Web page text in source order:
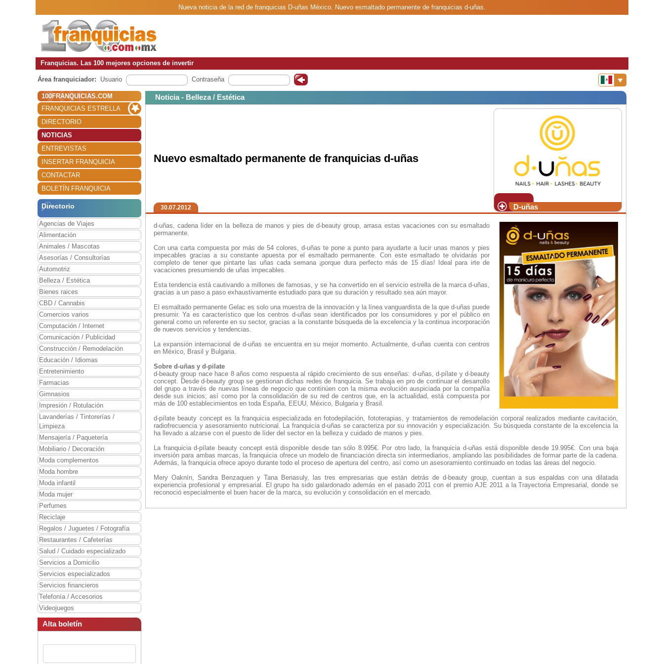
Nueva noticia de la red de franquicias D-uñas México. Nuevo esmaltado permanente de franquicias d-uñas.
Franquicias. Las 100 mejores opciones de invertir
Área franquiciador: Usuario Contraseña
100FRANQUICIAS.COM
FRANQUICIAS ESTRELLA
DIRECTORIO
NOTICIAS
ENTREVISTAS
INSERTAR FRANQUICIA
CONTACTAR
BOLETÍN FRANQUICIA
Directorio
Agencias de Viajes
Alimentación
Animales / Mascotas
Asesorías / Consultorías
Automotriz
Belleza / Estética
Bienes raices
CBD / Cannabis
Comercios varios
Computación / Internet
Comunicación / Publicidad
Construcción / Remodelación
Educación / Idiomas
Entretenimiento
Farmacias
Gimnasios
Impresión / Rotulación
Lavanderías / Tintorerías /
Limpieza
Mensajería / Paquetería
Mobiliario / Decoración
Moda complementos
Moda hombre
Moda infantil
Moda mujer
Perfumes
Reciclaje
Regalos / Juguetes / Fotografía
Restaurantes / Cafeterías
Salud / Cuidado especializado
Servicios a Domicilio
Servicios especializados
Servicios financieros
Telefonía / Accesorios
Videojuegos
Alta boletín
Noticia - Belleza / Estética
D-uñas
Nuevo esmaltado permanente de franquicias d-uñas
30.07.2012
d-uñas, cadena líder en la belleza de manos y pies de d-beauty group, arrasa estas vacaciones con su esmaltado
permanente.
Con una carta compuesta por más de 54 colores, d-uñas te pone a punto para ayudarte a lucir unas manos y pies
impecables gracias a su constante apuesta por el esmaltado permanente. Con este esmaltado te olvidarás por
completo de tener que pintarte las uñas cada semana ¡porque dura perfecto más de 15 días! Ideal para irte de
vacaciones presumiendo de uñas impecables.
Esta tendencia está cautivando a millones de famosas, y se ha convertido en el servicio estrella de la marca d-uñas,
gracias a un paso a paso exhaustivamente estudiado para que su duración y resultado sea aún mayor.
El esmaltado permanente Gelac es solo una muestra de la innovación y la línea vanguardista de la que d-uñas puede
presumir. Ya es característico que los centros d-uñas sean identificados por los consumidores y por el público en
general como un referente en su sector, gracias a la constante búsqueda de la excelencia y la continua incorporación
de nuevos servicios y tendencias.
La expansión internacional de d-uñas se encuentra en su mejor momento. Actualmente, d-uñas cuenta con centros
en México, Brasil y Bulgaria.
Sobre d-uñas y d-pilate
d-beauty group nace hace 8 años como respuesta al rápido crecimiento de sus enseñas: d-uñas, d-pílate y d-beauty
concept. Desde d-beauty group se gestionan dichas redes de franquicia. Se trabaja en pro de continuar el desarrollo
del grupo a través de nuevas líneas de negocio que continúen con la misma evolución auspiciada por la compañía
desde sus inicios; así como por la consolidación de su red de centros que, en la actualidad, está compuesta por
más de 100 establecimientos en toda España, EEUU, México, Bulgaria y Brasil.
d-pílate beauty concept es la franquicia especializada en fotodepilación, fototerapias, y tratamientos de remodelación corporal realizados mediante cavitación,
radiofrecuencia y asesoramiento nutricional. La franquicia d-uñas se caracteriza por su innovación y especialización. Su búsqueda constante de la excelencia la
ha llevado a alzarse con el puesto de líder del sector en la belleza y cuidado de manos y pies.
La franquicia d-pílate beauty concept está disponible desde tan sólo 8.995€. Por otro lado, la franquicia d-uñas está disponible desde 19.995€. Con una baja
inversión para ambas marcas, la franquicia ofrece un modelo de financiación directa sin intermediarios, ampliando las posibilidades de formar parte de la cadena.
Además, la franquicia ofrece apoyo durante todo el proceso de apertura del centro, así como un asesoramiento continuado en todas las áreas del negocio.
Mery Oaknín, Sandra Benzaquen y Tana Benasuly, las tres empresarias que están detrás de d-beauty group, cuentan a sus espaldas con una dilatada
experiencia profesional y empresarial. El grupo ha sido galardonado además en el pasado 2011 con el premio AJE 2011 a la Trayectoria Empresarial, donde se
reconoció especialmente el buen hacer de la marca, su evolución y consolidación en el mercado.